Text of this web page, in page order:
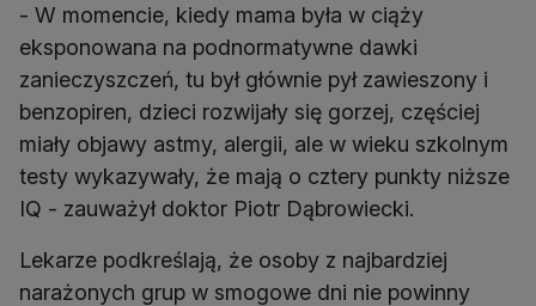
- W momencie, kiedy mama była w ciąży
eksponowana na podnormatywne dawki
zanieczyszczeń, tu był głównie pył zawieszony i
benzopiren, dzieci rozwijały się gorzej, częściej
miały objawy astmy, alergii, ale w wieku szkolnym
testy wykazywały, że mają o cztery punkty niższe
IQ - zauważył doktor Piotr Dąbrowiecki.
Lekarze podkreślają, że osoby z najbardziej
narażonych grup w smogowe dni nie powinny